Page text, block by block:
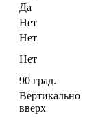
Да
Нет
Нет
Нет
90 град.
Вертикально
вверх